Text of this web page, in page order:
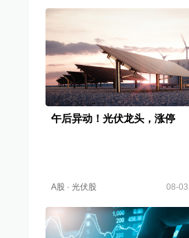
午后异动！光伏龙头，涨停
A股 · 光伏股 08-03